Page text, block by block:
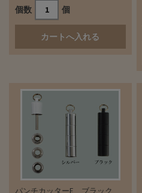
個数
個
パンチカッターE ブラック